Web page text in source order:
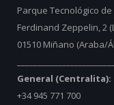
Parque Tecnológico de
Ferdinand Zeppelin, 2
01510 Miñano (Araba/
General (Centralita):
+34 945 771 700